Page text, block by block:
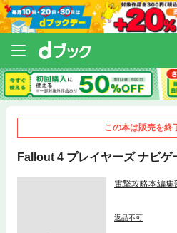
この本は販売を終
Fallout 4 プレイヤーズ ナビゲ
電撃攻略本編集
返品不可